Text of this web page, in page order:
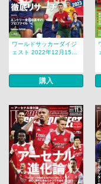
ワールドサッカーダイジ
ェスト 2022年12月15...
購入